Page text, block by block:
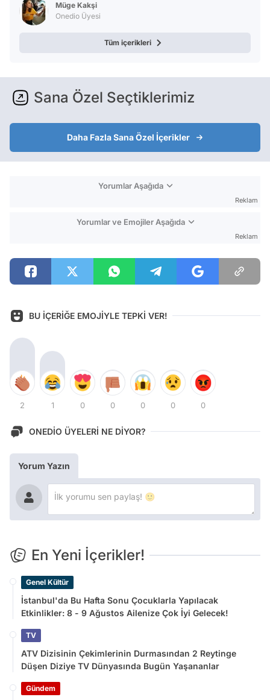
Müge Kakşi
Onedio Üyesi
Tüm içerikleri
Sana Özel Seçtiklerimiz
Daha Fazla Sana Özel İçerikler
Yorumlar Aşağıda
Reklam
Yorumlar ve Emojiler Aşağıda
Reklam
BU İÇERİĞE EMOJİYLE TEPKİ VER!
2 1 0 0 0 0 0
ONEDİO ÜYELERİ NE DİYOR?
Yorum Yazın
En Yeni İçerikler!
Genel Kültür
İstanbul'da Bu Hafta Sonu Çocuklarla Yapılacak
Etkinlikler: 8 - 9 Ağustos Ailenize Çok İyi Gelecek!
TV
ATV Dizisinin Çekimlerinin Durmasından 2 Reytinge
Düşen Diziye TV Dünyasında Bugün Yaşananlar
Gündem